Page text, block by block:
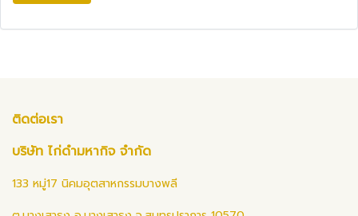
ติดต่อเรา
บริษัท ไก่ดำมหากิจ จำกัด
133 หมู่17 นิคมอุตสาหกรรมบางพลี